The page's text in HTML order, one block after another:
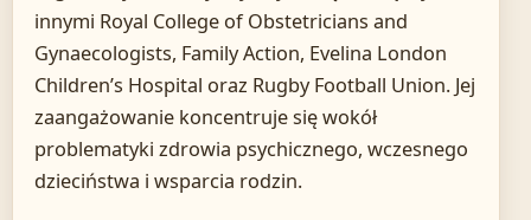
innymi Royal College of Obstetricians and
Gynaecologists, Family Action, Evelina London
Children’s Hospital oraz Rugby Football Union. Jej
zaangażowanie koncentruje się wokół
problematyki zdrowia psychicznego, wczesnego
dzieciństwa i wsparcia rodzin.